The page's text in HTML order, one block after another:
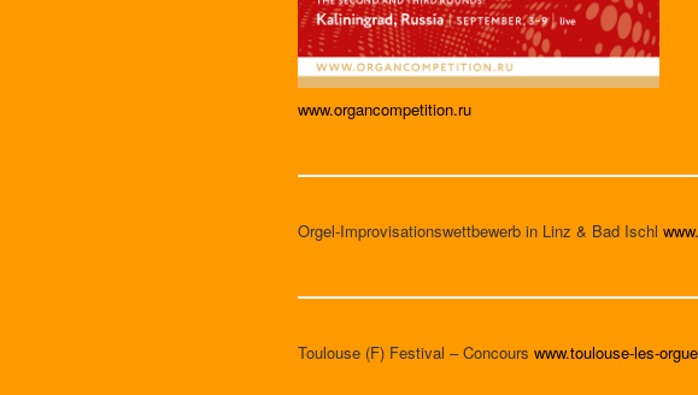
www.organcompetition.ru
Orgel-Improvisationswettbewerb in Linz & Bad Ischl
Toulouse (F) Festival – Concours www.toulouse-les-